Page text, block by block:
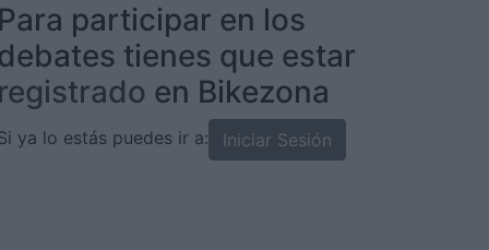
Para participar en los
tienes que estar
registrado en Bikezona
ya lo estás puedes ir a: Iniciar Sesión